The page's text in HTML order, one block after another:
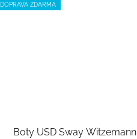
DOPRAVA ZDARMA
Boty USD Sway Witzemann